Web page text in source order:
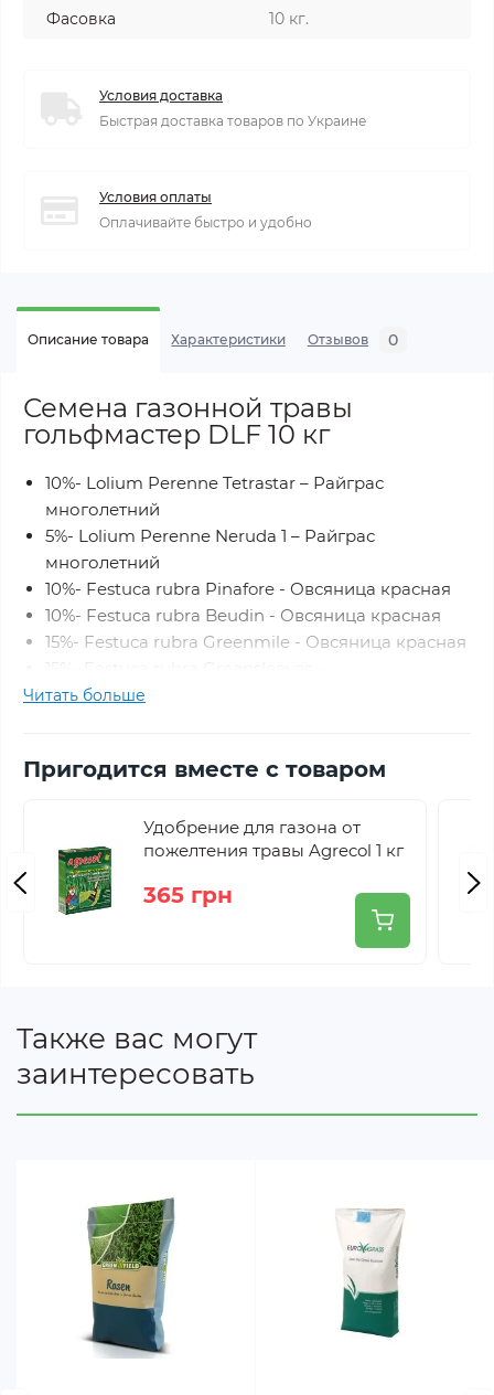
Фасовка 10 кг.
Условия доставка
Быстрая доставка товаров по Украине
Условия оплаты
Оплачивайте быстро и удобно
Описание товара Характеристики Отзывов 0
Семена газонной травы
гольфмастер DLF 10 кг
10%- Lolium Perenne Tetrastar – Райграс
многолетний
5%- Lolium Perenne Neruda 1 – Райграс
многолетний
10%- Festuca rubra Pinafore - Овсяница красная
10%- Festuca rubra Beudin - Овсяница красная
15%- Festuca rubra Greenmile - Овсяница красная
Овсяница красная
5%- Agrostis Stolonifera Kromi - Мятлица ползучая
Читать больше
Пригодится вместе с товаром
Удобрение для газона от
пожелтения травы Agrecol 1 кг
365 грн
Также вас могут
заинтересовать